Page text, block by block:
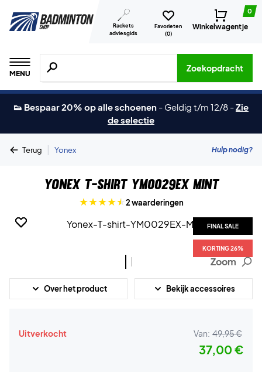
Rackets
adviesgids
Favorieten
(0)
0
Winkelwagentje
MENU
Zoeken naar producten, merken etc.
Zoekopdracht
👟 Bespaar 20% op alle schoenen - Geldig t/m 12/8 -Zie
de selectie
Terug | Yonex Hulp nodig?
Yonex T-shirt YM0029EX Mint
2 waarderingen
FINAL SALE
KORTING 26%
FINAL SALE
KORTING 26%
Zoom
Over het product Bekijk accessoires
Uitverkocht Van: 49,95 €
37,00 €